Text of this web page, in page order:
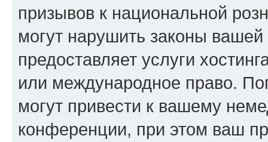
призывов к национальной
могут нарушить законы
предоставляет услуги
или международное право.
могут привести к вашему
конференции, при этом ваш